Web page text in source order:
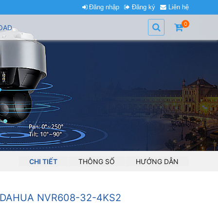
Đăng nhập Đăng ký Liên hệ
0
CHI TIẾT THÔNG SỐ HƯỚNG DẪN
NVR608-32-4KS2